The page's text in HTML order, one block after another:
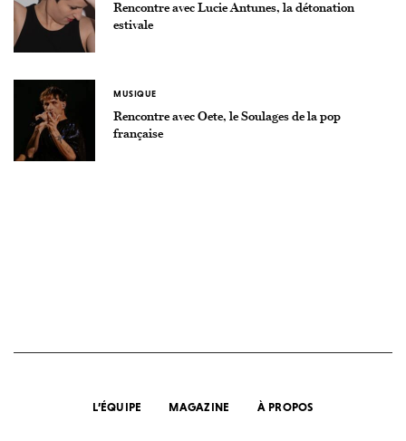
Rencontre avec Lucie Antunes, la détonation
estivale
MUSIQUE
Rencontre avec Oete, le Soulages de la pop
française
L’ÉQUIPE MAGAZINE À PROPOS